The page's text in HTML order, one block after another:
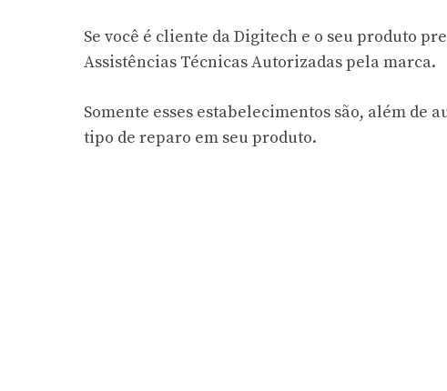
Se você é cliente da Digitech e o seu produto
Assistências Técnicas Autorizadas pela marca.
Somente esses estabelecimentos são, além
tipo de reparo em seu produto.